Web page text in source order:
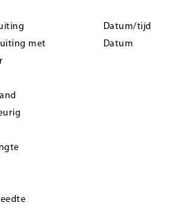
met
Datum/tijd
Datum